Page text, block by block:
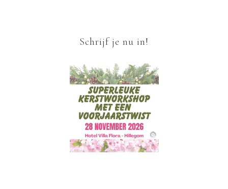
Schrijf je nu in!